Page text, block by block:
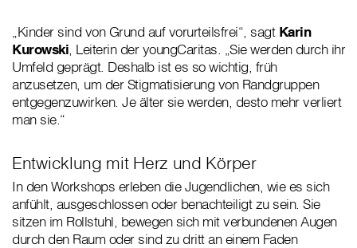
„Kinder sind von Grund auf vorurteilsfrei“, sagt Karin
Kurowski, Leiterin der youngCaritas. „Sie werden durch ihr
Umfeld geprägt. Deshalb ist es so wichtig, früh
anzusetzen, um der Stigmatisierung von Randgruppen
entgegenzuwirken. Je älter sie werden, desto mehr verliert
man sie.“
Entwicklung mit Herz und Körper
In den Workshops erleben die Jugendlichen, wie es sich
anfühlt, ausgeschlossen oder benachteiligt zu sein. Sie
sitzen im Rollstuhl, bewegen sich mit verbundenen Augen
durch den Raum oder sind zu dritt an einem Faden